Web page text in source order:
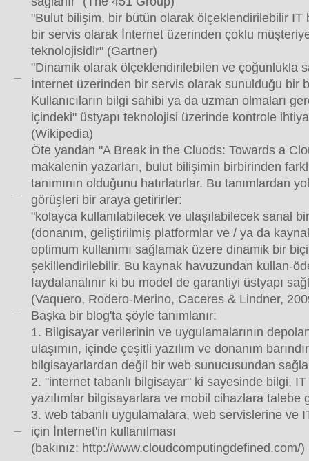
"Bulut bilişim, bir bütün olarak ölçeklendirilebilir IT
bir servis olarak İnternet üzerinden çoklu
teknolojisidir" (Gartner)
"Dinamik olarak ölçeklendirilebilen ve çoğunlukla
İnternet üzerinden bir servis olarak sunulduğu bir
Kullanıcıların bilgi sahibi ya da uzman olmaları
içindeki" üstyapı teknolojisi üzerinde kontrole
(Wikipedia)
Öte yandan "A Break in the Cluods: Towards a
makalenin yazarları, bulut bilişimin birbirinden
tanımının olduğunu hatırlatırlar. Bu tanımlardan
görüşleri bir araya getirirler:
"kolayca kullanılabilecek ve ulaşılabilecek sanal
(donanım, geliştirilmiş platformlar ve / ya da
optimum kullanımı sağlamak üzere dinamik bir
şekillendirilebilir. Bu kaynak havuzundan kullan-
faydalanalınır ki bu model de garantiyi üstyapı
(Vaquero, Rodero-Merino, Caceres & Lindner,
Başka bir blog'ta şöyle tanımlanır:
1. Bilgisayar verilerinin ve uygulamalarının
ulaşımın, içinde çeşitli yazılım ve donanım
bilgisayarlardan değil bir web sunucusundan
2. "internet tabanlı bilgisayar" ki sayesinde bilgi, IT
yazılımlar bilgisayarlara ve mobil cihazlara talebe
3. web tabanlı uygulamalara, web servislerine ve
için İnternet'in kullanılması
(bakınız: http://www.cloudcomputingdefined.com/)